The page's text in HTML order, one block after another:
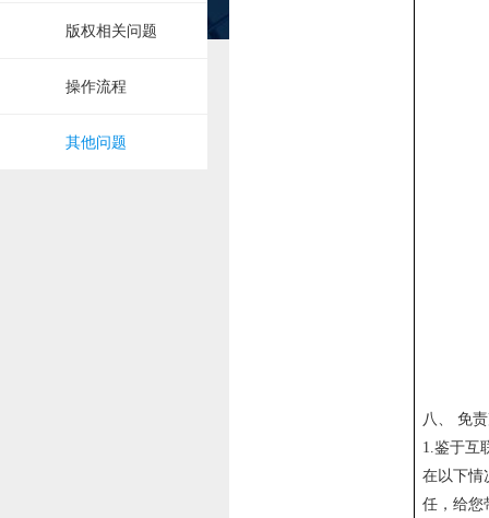
版权相关问题
操作流程
其他问题
八、
免
1.鉴于互
在以下情
任，给您